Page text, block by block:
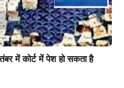
में कोर्ट में पेश हो सकता है